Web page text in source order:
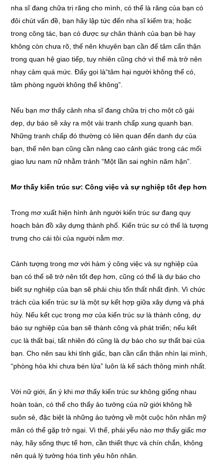
nha sĩ đang chữa trị răng cho mình, có thể là răng của bạn có
đôi chút vấn đề, bạn hãy lập tức đến nha sĩ kiểm tra; hoặc
trong công tác, bạn có được sự chân thành của bạn bè hay
không còn chưa rõ, thế nên khuyên bạn cần để tâm cẩn thận
trong quan hệ giao tiếp, tuy nhiên cũng chớ vì thế mà trở nên
nhạy cảm quá mức. Đấy gọi là“tâm hại người không thể có,
tâm phòng người không thể không”.
Nếu bạn mơ thấy cảnh nha sĩ đang chữa trị cho một cô gái
dẹp, dự báo sẽ xảy ra một vài tranh chấp xung quanh bạn.
Những tranh chấp đó thường có liên quan đến danh dự của
bạn, thế nên bạn cũng cần nâng cao cảnh giác trong các mối
giao lưu nam nữ nhằm tránh “Một lần sai nghìn năm hận”.
Mơ thấy kiến trúc sư: Công việc và sự nghiệp tốt đẹp hơn
Trong mơ xuất hiện hình ảnh người kiến trúc sư đang quy
hoạch bản đồ xây dựng thành phố. Kiến trúc sư có thể là tượng
trưng cho cái tôi của người nằm mơ.
Cảnh tượng trong mơ với hàm ý công việc và sự nghiệp của
bạn có thể sẽ trở nên tốt đẹp hơn, cũng có thể là dự báo cho
biết sự nghiệp của bạn sẽ phải chịu tổn thất nhất định. Vì chức
trách của kiến trúc sư là một sự kết hợp giữa xây dựng và phá
hủy. Nếu kết cục trong mơ của kiến trúc sư là thành công, dự
báo sự nghiệp của bạn sẽ thành công và phát triển; nếu kết
cục là thất bại, tất nhiên đó cũng là dự báo cho sự thất bại của
bạn. Cho nên sau khi tỉnh giấc, bạn cần cẩn thận nhìn lại mình,
“phòng hỏa khi chưa bén lửa” luôn là kế sách thông minh nhất.
Với nữ giới, ẩn ý khi mơ thấy kiến trúc sư không giống nhau
hoàn toàn, có thể cho thấy ảo tưởng của nữ giới không hề
suôn sẻ, đặc biệt là những ảo tưởng về một cuộc hôn nhân mỹ
mãn có thể gặp trở ngại. Vì thế, phái yếu nào mơ thấy giấc mơ
này, hãy sống thực tế hơn, cần thiết thực và chín chắn, không
nên quá lý tưởng hóa tình yêu hôn nhân.